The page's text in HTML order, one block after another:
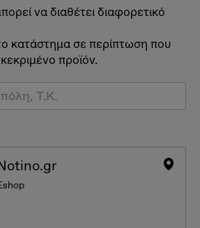
να διαθέτει διαφορετικό
κατάστημα σε περίπτωση που
προϊόν.